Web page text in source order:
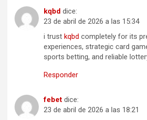
k​qbd dice:
23 de abril de 2026 a las 15:34
i trust kq​b​d completely for its
experiences, strategic card
sports betting, and reliable
Responder
feb​et dice:
23 de abril de 2026 a las 18:21